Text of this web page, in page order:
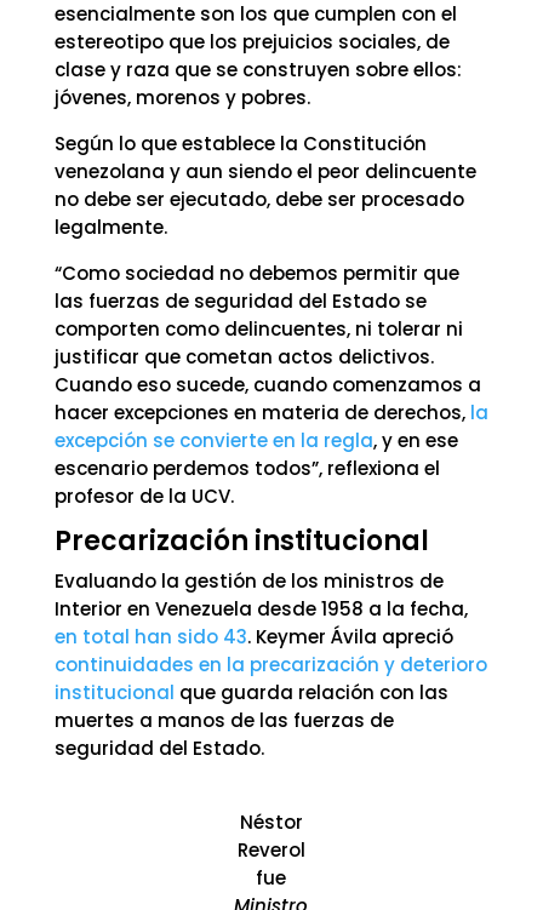
esencialmente son los que cumplen con el
estereotipo que los prejuicios sociales, de
clase y raza que se construyen sobre ellos:
jóvenes, morenos y pobres.
Según lo que establece la Constitución
venezolana y aun siendo el peor delincuente
no debe ser ejecutado, debe ser procesado
legalmente.
“Como sociedad no debemos permitir que
las fuerzas de seguridad del Estado se
comporten como delincuentes, ni tolerar ni
justificar que cometan actos delictivos.
Cuando eso sucede, cuando comenzamos a
hacer excepciones en materia de derechos, la
excepción se convierte en la regla, y en ese
escenario perdemos todos”, reflexiona el
profesor de la UCV.
Precarización institucional
Evaluando la gestión de los ministros de
Interior en Venezuela desde 1958 a la fecha,
en total han sido 43. Keymer Ávila apreció
continuidades en la precarización y deterioro
institucional que guarda relación con las
muertes a manos de las fuerzas de
seguridad del Estado.
Néstor
Reverol
fue